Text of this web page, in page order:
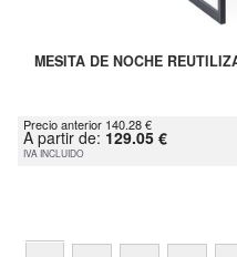
MESITA DE NOCHE
Precio anterior 140.28 €
A partir de: 129.05 €
IVA INCLUIDO